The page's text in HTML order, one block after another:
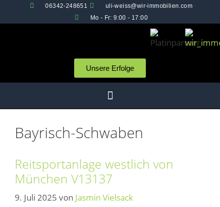
06342-248651
uli-weiss@wir-immobilien.com
Mo - Fr: 9:00 - 17:00
Unsere Erfolge
Bayrisch-Schwaben
Reitsportanlage westlich von
München V13137
9. Juli 2025 von Jasmin Vielsack